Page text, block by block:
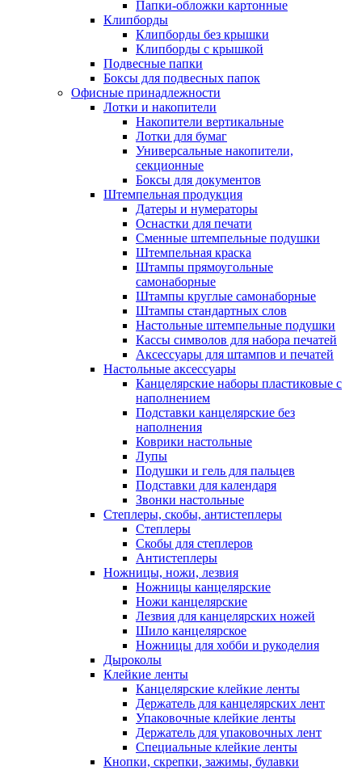
Папки-обложки картонные
Клипборды
Клипборды без крышки
Клипборды с крышкой
Подвесные папки
Боксы для подвесных папок
Офисные принадлежности
Лотки и накопители
Накопители вертикальные
Лотки для бумаг
Универсальные накопители,
секционные
Боксы для документов
Штемпельная продукция
Датеры и нумераторы
Оснастки для печати
Сменные штемпельные подушки
Штемпельная краска
Штампы прямоугольные
самонаборные
Штампы круглые самонаборные
Штампы стандартных слов
Настольные штемпельные подушки
Кассы символов для набора печатей
Аксессуары для штампов и печатей
Настольные аксессуары
Канцелярские наборы пластиковые с
наполнением
Подставки канцелярские без
наполнения
Коврики настольные
Лупы
Подушки и гель для пальцев
Подставки для календаря
Звонки настольные
Степлеры, скобы, антистеплеры
Степлеры
Скобы для степлеров
Антистеплеры
Ножницы, ножи, лезвия
Ножницы канцелярские
Ножи канцелярские
Лезвия для канцелярских ножей
Шило канцелярское
Ножницы для хобби и рукоделия
Дыроколы
Клейкие ленты
Канцелярские клейкие ленты
Держатель для канцелярских лент
Упаковочные клейкие ленты
Держатель для упаковочных лент
Специальные клейкие ленты
Кнопки, скрепки, зажимы, булавки